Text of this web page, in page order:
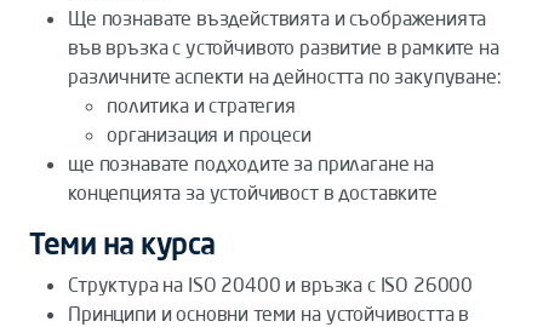
Ще познавате въздействията и съображенията
във връзка с устойчивото развитие в рамките на
различните аспекти на дейността по закупуване:
политика и стратегия
организация и процеси
ще познавате подходите за прилагане на
концепцията за устойчивост в доставките
Теми на курса
Структура на ISO 20400 и връзка с ISO 26000
Принципи и основни теми на устойчивостта в